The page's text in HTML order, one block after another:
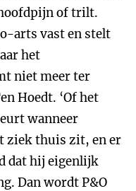
of trilt.
arts vast en stelt
het
niet meer ter
Hoedt. ‘Of het
wanneer
ziek thuis zit, en er
dat hij eigenlijk
Dan wordt P&O